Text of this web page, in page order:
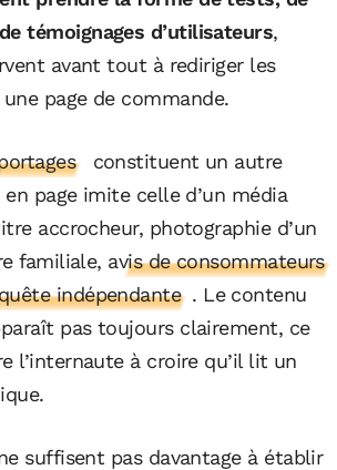
témoignages d’utilisateurs,
avant tout à rediriger les
page de commande.
constituent un autre
page imite celle d’un média
accrocheur, photographie d’un
familiale, avis de consommateurs
indépendante . Le contenu
pas toujours clairement, ce
l’internaute à croire qu’il lit un
suffisent pas davantage à établir